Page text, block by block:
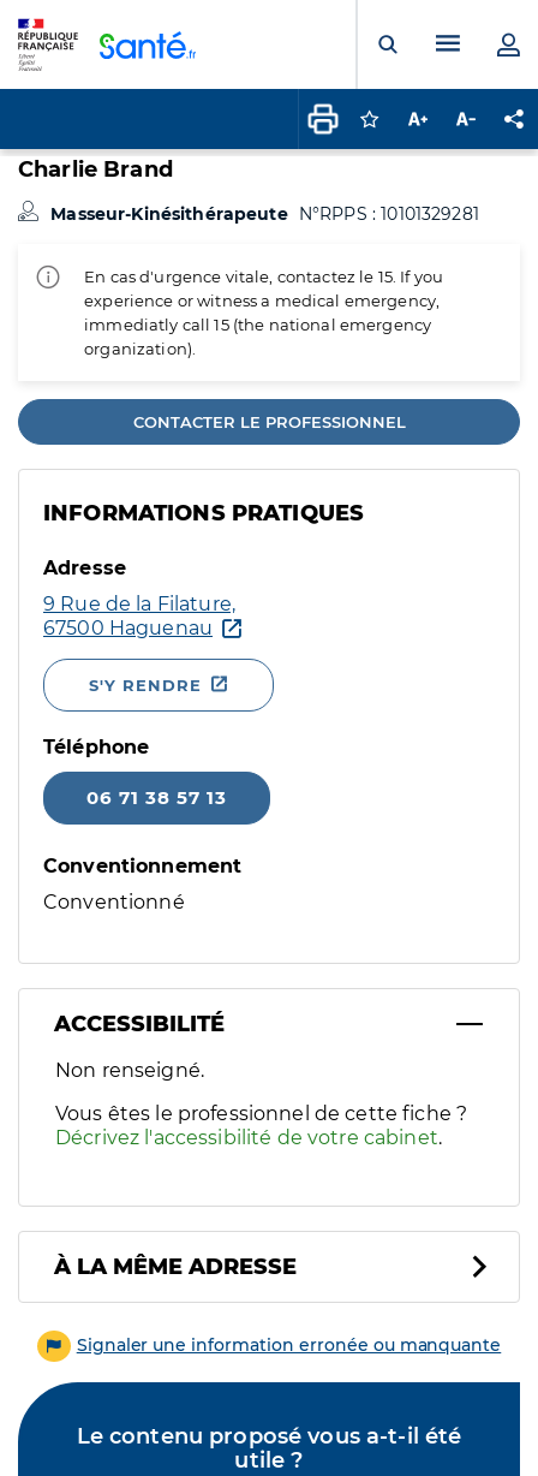
Ouvrir laMenu
Connectez-vous
Augmenter la
Charlie Brand
Masseur-Kinésithérapeute N°RPPS : 10101329281
En cas d'urgence vitale, contactez le 15. If you
experience or witness a medical emergency,
immediatly call 15 (the national emergency
organization).
CONTACTER LE PROFESSIONNEL
INFORMATIONS PRATIQUES
Adresse
9 Rue de la Filature,
67500 Haguenau
S'Y RENDRE
Téléphone
06 71 38 57 13
Conventionnement
Conventionné
ACCESSIBILITÉ
Filtres
Sélectionnez un ou plusieurs handicaps/besoins
Non renseigné.
Vous êtes le professionnel de cette fiche ?
Décrivez l'accessibilité de votre cabinet.
À LA MÊME ADRESSE
Signaler une information erronée ou manquante
Le contenu proposé vous a-t-il été
utile ?